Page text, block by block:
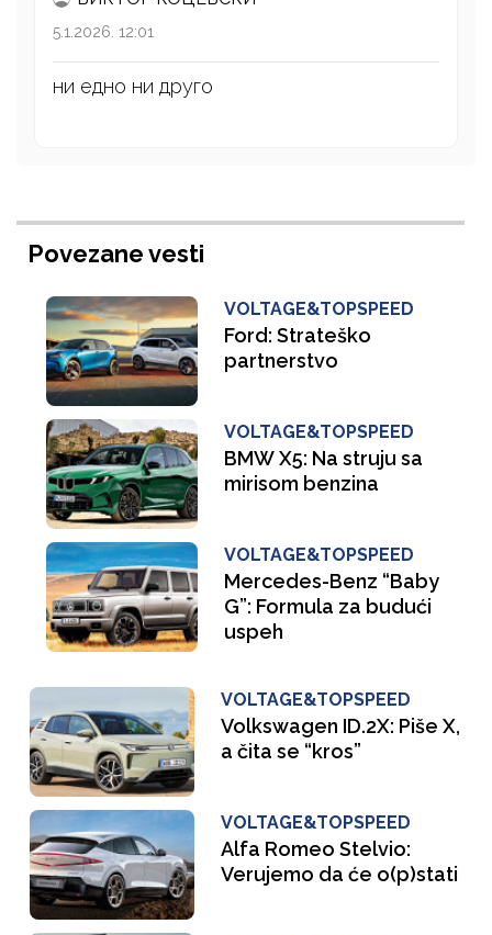
5.1.2026. 12:01
ни едно ни друго
Povezane vesti
VOLTAGE&TOPSPEED
Ford: Strateško
partnerstvo
VOLTAGE&TOPSPEED
BMW X5: Na struju sa
mirisom benzina
VOLTAGE&TOPSPEED
Mercedes-Benz “Baby
G”: Formula za budući
uspeh
VOLTAGE&TOPSPEED
Volkswagen ID.2X: Piše X,
a čita se “kros”
VOLTAGE&TOPSPEED
Alfa Romeo Stelvio:
Verujemo da će o(p)stati